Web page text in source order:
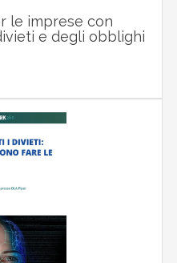
le imprese con
e degli obblighi